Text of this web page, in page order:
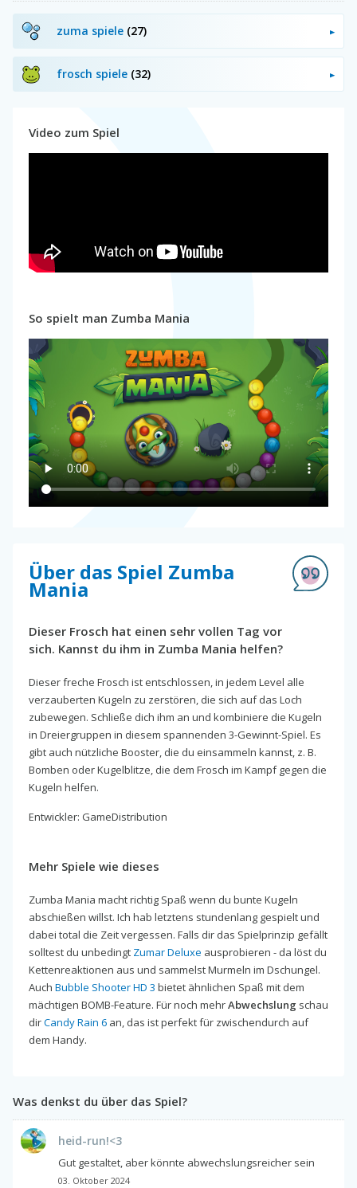
zuma spiele (27)
frosch spiele (32)
Video zum Spiel
So spielt man Zumba Mania
Über das Spiel Zumba
Mania
Dieser Frosch hat einen sehr vollen Tag vor
sich. Kannst du ihm in Zumba Mania helfen?
Dieser freche Frosch ist entschlossen, in jedem Level alle
verzauberten Kugeln zu zerstören, die sich auf das Loch
zubewegen. Schließe dich ihm an und kombiniere die Kugeln
in Dreiergruppen in diesem spannenden 3-Gewinnt-Spiel. Es
gibt auch nützliche Booster, die du einsammeln kannst, z. B.
Bomben oder Kugelblitze, die dem Frosch im Kampf gegen die
Kugeln helfen.
Entwickler: GameDistribution
Mehr Spiele wie dieses
Zumba Mania macht richtig Spaß wenn du bunte Kugeln
abschießen willst. Ich hab letztens stundenlang gespielt und
dabei total die Zeit vergessen. Falls dir das Spielprinzip gefällt
solltest du unbedingt Zumar Deluxe ausprobieren - da löst du
Kettenreaktionen aus und sammelst Murmeln im Dschungel.
Auch Bubble Shooter HD 3 bietet ähnlichen Spaß mit dem
mächtigen BOMB-Feature. Für noch mehrAbwechslung schau
dirCandy Rain 6 an, das ist perfekt für zwischendurch auf
dem Handy.
Was denkst du über das Spiel?
heid-run!<3
Gut gestaltet, aber könnte abwechslungsreicher sein
03. Oktober 2024